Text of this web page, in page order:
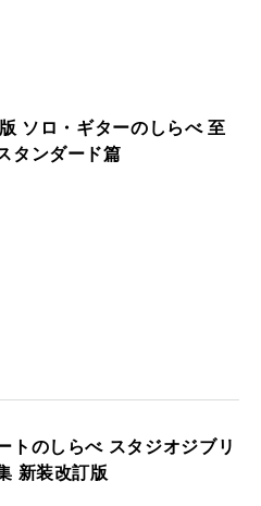
ソロ・ギターのしらべ 至
タンダード篇
トのしらべ スタジオジブリ
新装改訂版